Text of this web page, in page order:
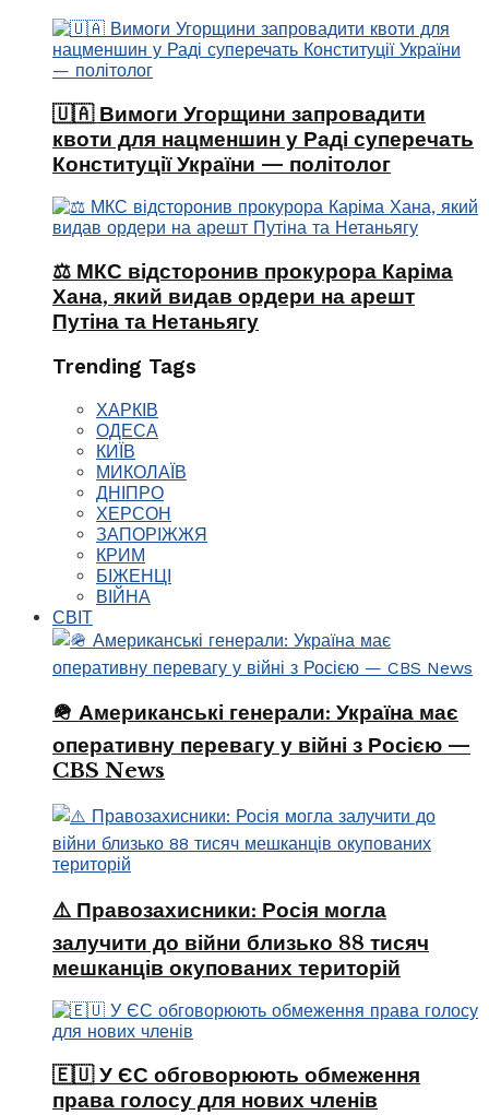
🇺🇦 Вимоги Угорщини запровадити
квоти для нацменшин у Раді суперечать
Конституції України — політолог
⚖️ МКС відсторонив прокурора Каріма
Хана, який видав ордери на арешт
Путіна та Нетаньягу
Trending Tags
ХАРКІВ
ОДЕСА
КИЇВ
МИКОЛАЇВ
ДНІПРО
ХЕРСОН
ЗАПОРІЖЖЯ
КРИМ
БІЖЕНЦІ
ВІЙНА
СВІТ
🪖 Американські генерали: Україна має
оперативну перевагу у війні з Росією —
CBS News
⚠️ Правозахисники: Росія могла
залучити до війни близько 88 тисяч
мешканців окупованих територій
🇪🇺 У ЄС обговорюють обмеження
права голосу для нових членів